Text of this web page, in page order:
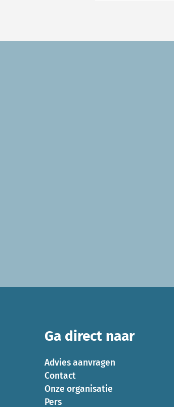
Ga direct naar
Advies aanvragen
Contact
Onze organisatie
Pers